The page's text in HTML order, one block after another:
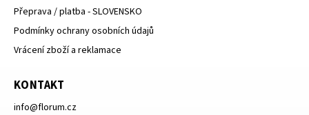
Přeprava / platba - SLOVENSKO
Podmínky ochrany osobních údajů
Vrácení zboží a reklamace
KONTAKT
info@florum.cz